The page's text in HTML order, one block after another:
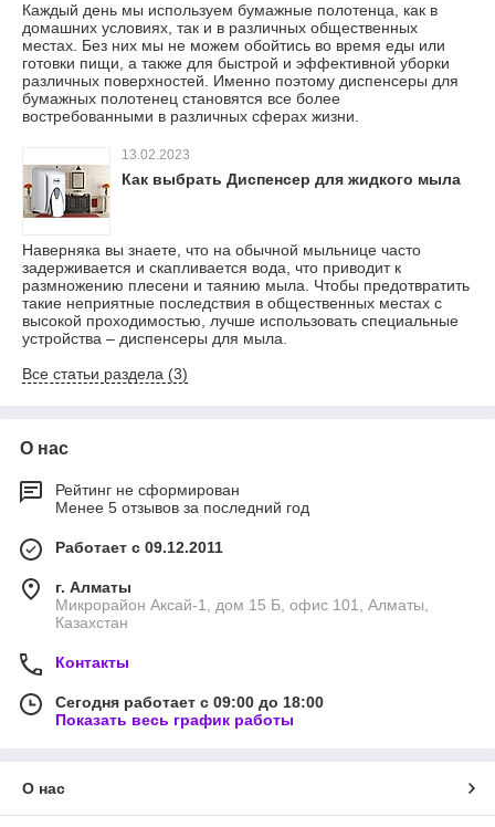
Каждый день мы используем бумажные полотенца, как в
домашних условиях, так и в различных общественных
местах. Без них мы не можем обойтись во время еды или
готовки пищи, а также для быстрой и эффективной уборки
различных поверхностей. Именно поэтому диспенсеры для
бумажных полотенец становятся все более
востребованными в различных сферах жизни.
13.02.2023
Как выбрать Диспенсер для жидкого мыла
Наверняка вы знаете, что на обычной мыльнице часто
задерживается и скапливается вода, что приводит к
размножению плесени и таянию мыла. Чтобы предотвратить
такие неприятные последствия в общественных местах с
высокой проходимостью, лучше использовать специальные
устройства – диспенсеры для мыла.
Все статьи раздела (3)
О нас
Рейтинг не сформирован
Менее 5 отзывов за последний год
Работает с 09.12.2011
г. Алматы
Микрорайон Аксай-1, дом 15 Б, офис 101, Алматы,
Казахстан
Контакты
Сегодня работает с 09:00 до 18:00
Показать весь график работы
О нас